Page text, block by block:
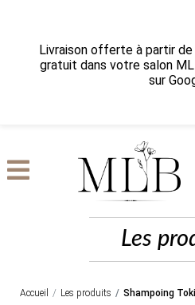
Livraison offerte à partir
gratuit dans votre salon
sur
Les
Accueil Les produits Shampoing